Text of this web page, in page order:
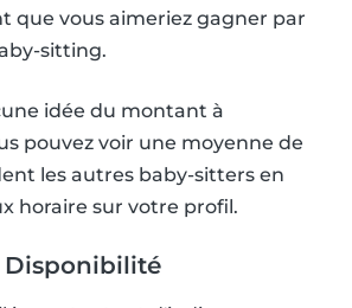
que vous aimeriez gagner par
sitting.
idée du montant à
pouvez voir une moyenne de
les autres baby-sitters en
horaire sur votre profil.
Disponibilité